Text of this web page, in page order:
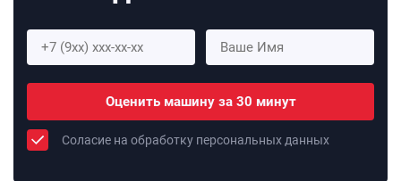
Оценить машину за 30 минут
Соласие на обработку персональных данных